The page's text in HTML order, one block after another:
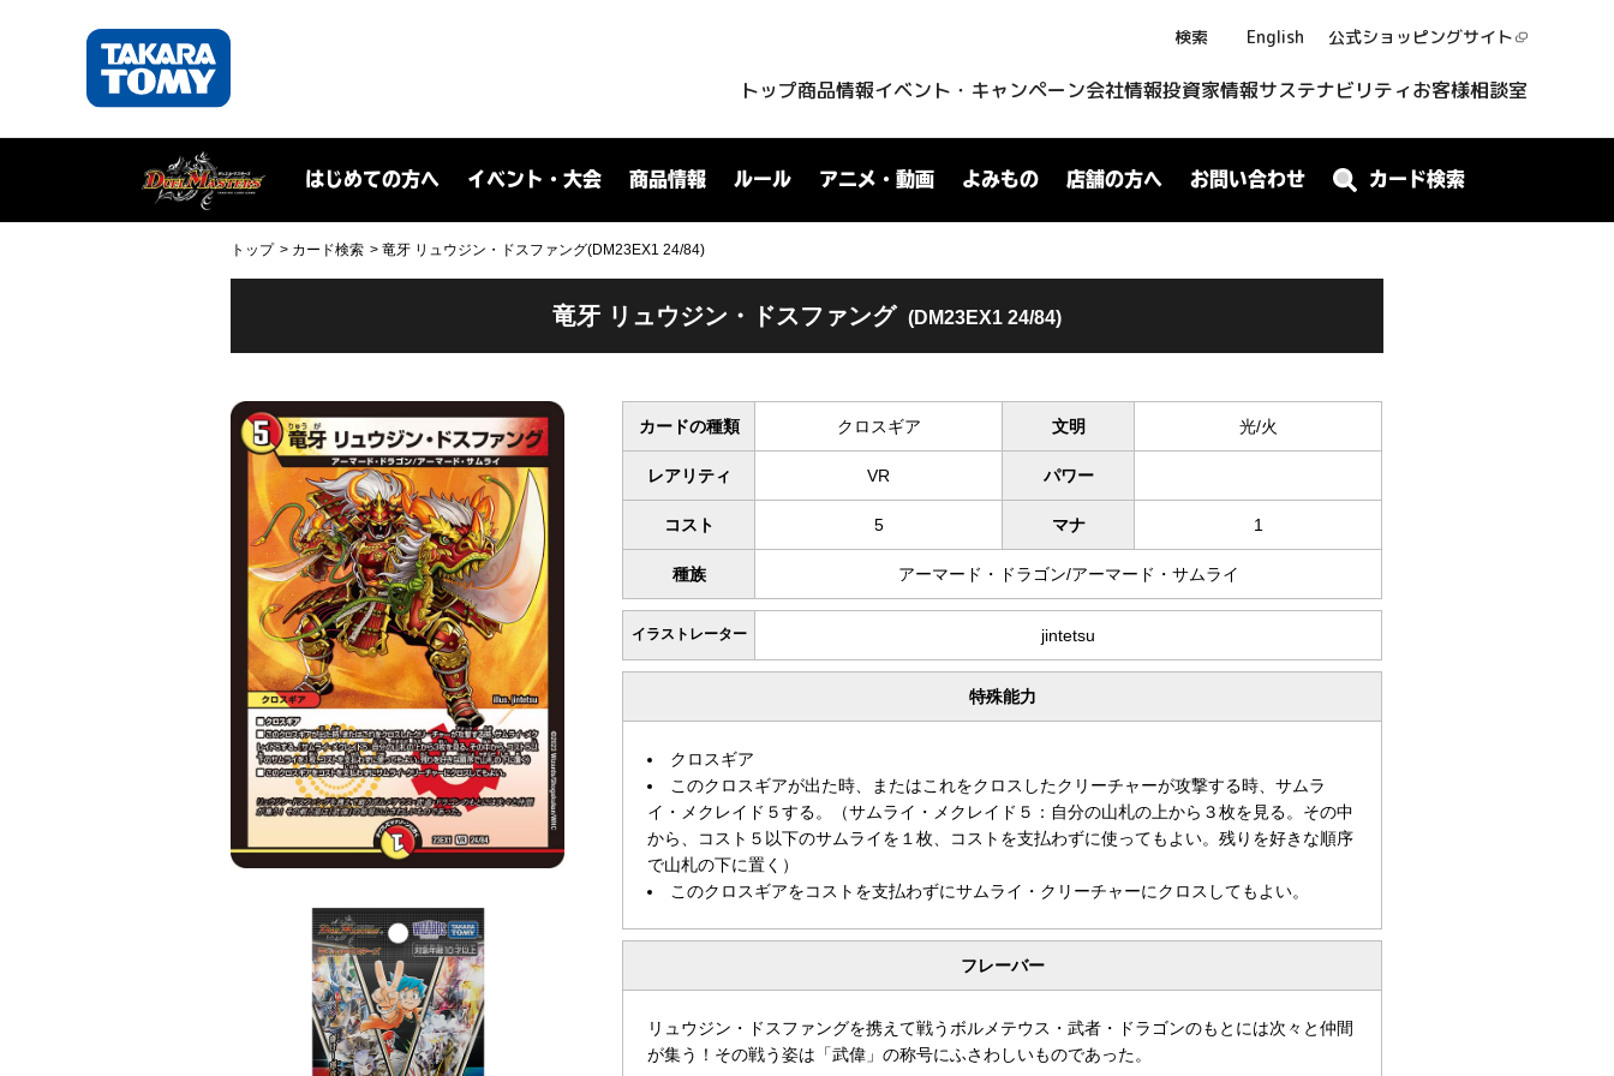
検索 English 公式ショッピングサイト
トップ商品情報イベント・キャンペーン会社情報投資家情報サステナビリティお客様相談室
はじめての方へ イベント・大会 商品情報 ルール アニメ・動画 よみもの 店舗の方へ お問い合わせ カード検索
トップ カード検索 竜牙 リュウジン・ドスファング(DM23EX1 24/84)
竜牙 リュウジン・ドスファング (DM23EX1 24/84)
カードの種類 クロスギア 文明 光/火
レアリティ VR パワー
コスト 5 マナ 1
種族 アーマード・ドラゴン/アーマード・サムライ
イラストレーター jintetsu
特殊能力
クロスギア
このクロスギアが出た時、またはこれをクロスしたクリーチャーが攻撃する時、サムラ
イ・メクレイド５する。（サムライ・メクレイド５：自分の山札の上から３枚を見る。その中
から、コスト５以下のサムライを１枚、コストを支払わずに使ってもよい。残りを好きな順序
で山札の下に置く）
このクロスギアをコストを支払わずにサムライ・クリーチャーにクロスしてもよい。
フレーバー
リュウジン・ドスファングを携えて戦うボルメテウス・武者・ドラゴンのもとには次々と仲間
が集う！その戦う姿は「武偉」の称号にふさわしいものであった。